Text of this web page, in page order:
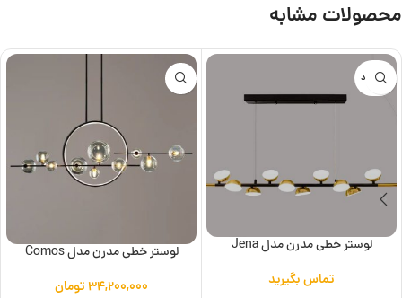
محصولات مشابه
ناموجود
لوستر خطی مدرن مدل Jena
تماس بگیرید
لوستر خطی مدرن مدل Comos
۳۴,۲۰۰,۰۰۰تومان